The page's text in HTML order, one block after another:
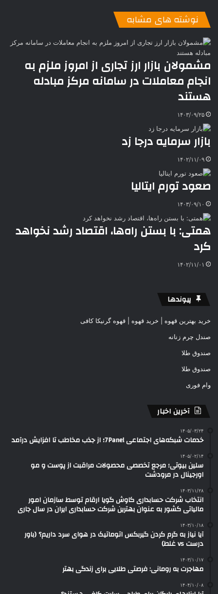
یلر
ت
ت
t
k
e
ا
ه
نوشته های مشابه
مشمولان بازار ارز تجاری از امروز ملزم به
انجام معاملات در سامانه مرکز مبادله
هستند
۱۴۰۳/۰۹/۲۵
بازار سرمایه درجا زد
۱۴۰۲/۱۱/۰۹
صعود تورم ایتالیا
۱۴۰۳/۰۹/۱۰
همتی: با بستن راه‌ها، اقتصاد رشد نخواهد
کرد
۱۴۰۲/۱۱/۰۱
پیوندها
خرید بهترین قهوه | خرید قهوه | قهوه گرنیکا کافی
صندل چرم زنانه
صندوق طلا
صندوق طلا
وام فوری
آخرین اخبار
۱۴۰۵/۰۳/۲۴
خدمات شبکه‌های اجتماعی 7Panel؛ از جذب مخاطب تا افزایش درآمد
۱۴۰۵/۰۲/۱۴
سلین بیوتی؛ مرجع تخصصی محصولات مراقبت از پوست و مو
اورجینال در مرودشت
۱۴۰۳/۱۱/۲۸
انتخاب شرکت حسابداری کاوش گویا ارقام توسط سازمان امور
مالیاتی کشور به عنوان بهترین شرکت حسابداری ایران در سال جاری
۱۴۰۳/۱۰/۱۸
آیا نیاز به گرم کردن گیربکس اتوماتیک در هوای سرد داریم؟ (باور
درست vs غلط)
۱۴۰۳/۱۰/۱۷
مهاجرت به رومانی: فرصتی طلایی برای زندگی بهتر
۱۴۰۴/۱۰/۰۸